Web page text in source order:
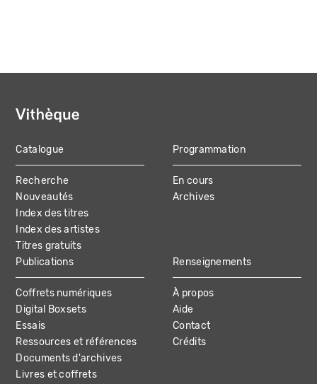
MAIN
NAVIGATION
Catalogue
Recherche
Nouveautés
Index des titres
Index des artistes
Titres gratuits
Programmation
En cours
Archives
Publications
Coffrets numériques
Digital Boxsets
Essais
Ressources et références
Documents d'archives
Livres et coffrets
Renseignements
À propos
Aide
Contact
Crédits